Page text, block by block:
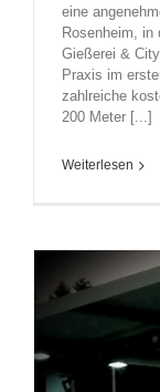
eine
Rosenheim, in
Gießerei &
Praxis im
zahlreiche
200 Meter [...]
Weiterlesen